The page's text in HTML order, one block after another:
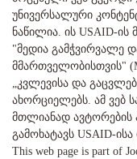
უნივერსალური
ნაწილია. ის USAID-
"მედია გამჭვირვალე
მმართველობისთვის"
„კვლევისა და
ახორციელებს. ამ ვებ
მთლიანად ავტორების
გამოხატავს USAID-
This web page is part of